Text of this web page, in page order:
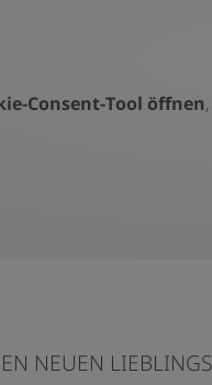
Consent-Tool öffnen
NEUEN